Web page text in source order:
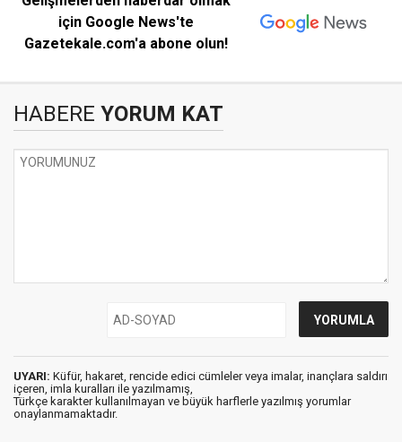
için Google News'te
Gazetekale.com'a abone olun!
HABERE YORUM KAT
UYARI: Küfür, hakaret, rencide edici cümleler veya imalar, inançlara saldırı
içeren, imla kuralları ile yazılmamış,
Türkçe karakter kullanılmayan ve büyük harflerle yazılmış yorumlar
onaylanmamaktadır.